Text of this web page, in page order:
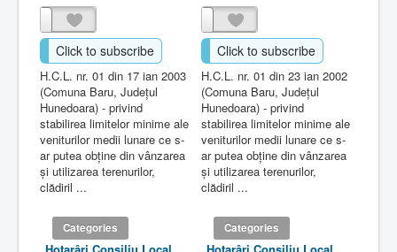
Click to subscribe
H.C.L. nr. 01 din 17 ian 2003
(Comuna Baru, Judeţul
Hunedoara) - privind
stabilirea limitelor minime ale
veniturilor medii lunare ce s-
ar putea obţine din vânzarea
şi utilizarea terenurilor,
clădiril ...
Categories
Hotarâri Consiliu Local
Click to subscribe
H.C.L. nr. 01 din 23 ian 2002
(Comuna Baru, Judeţul
Hunedoara) - privind
stabilirea limitelor minime ale
veniturilor medii lunare ce s-
ar putea obţine din vânzarea
şi utilizarea terenurilor,
clădiril ...
Categories
Hotarâri Consiliu Local